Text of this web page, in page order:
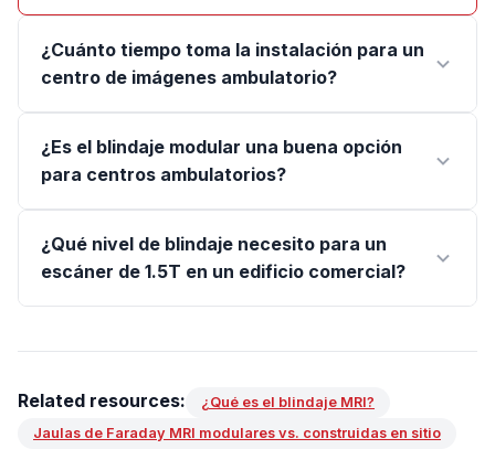
¿Cuánto tiempo toma la instalación para un
centro de imágenes ambulatorio?
¿Es el blindaje modular una buena opción
para centros ambulatorios?
¿Qué nivel de blindaje necesito para un
escáner de 1.5T en un edificio comercial?
Related resources:
¿Qué es el blindaje MRI?
Jaulas de Faraday MRI modulares vs. construidas en sitio